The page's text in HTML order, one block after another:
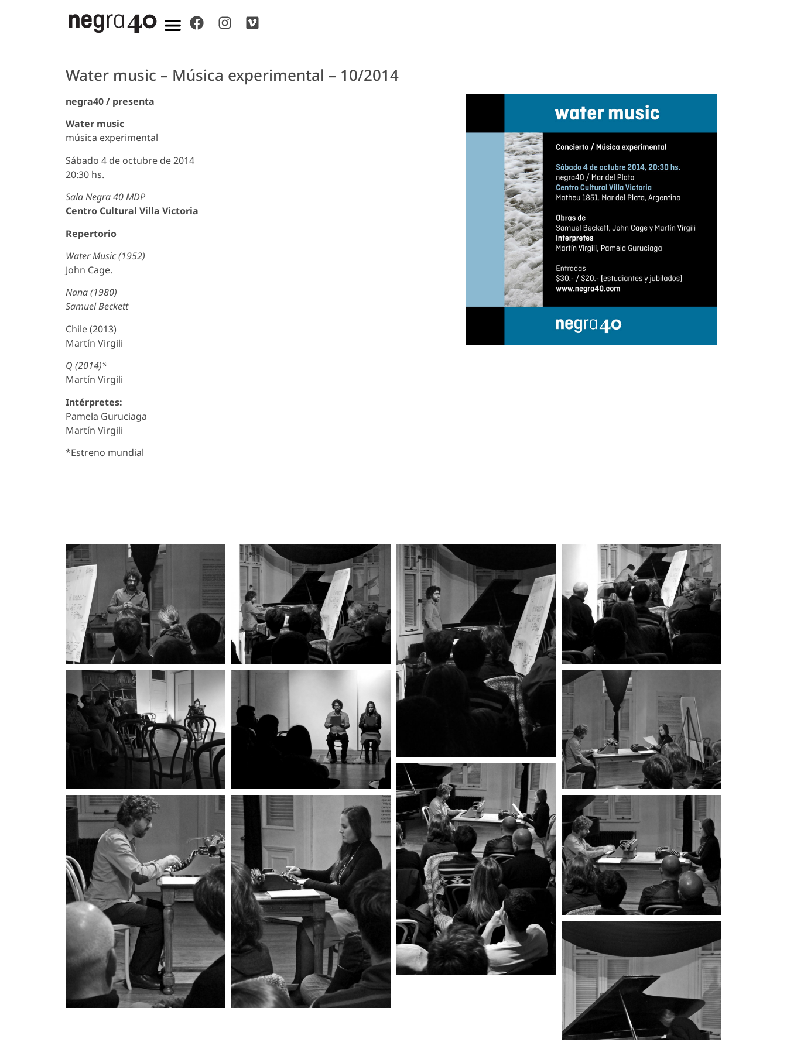
Water music – Música experimental – 10/2014
negra40 / presenta
Water music
música experimental
Sábado 4 de octubre de 2014
20:30 hs.
Sala Negra 40 MDP
Centro Cultural Villa Victoria
Repertorio
Water Music (1952)
John Cage.
Nana (1980)
Samuel Beckett
Chile (2013)
Martín Virgili
Q (2014)*
Martín Virgili
Intérpretes:
Pamela Guruciaga
Martín Virgili
*Estreno mundial